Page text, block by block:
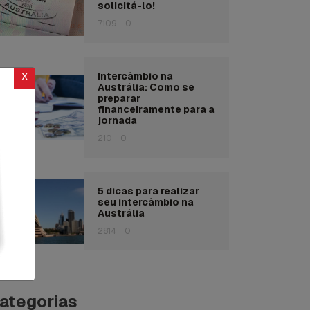
solicitá-lo!
7109 0
Intercâmbio na
Austrália: Como se
preparar
financeiramente para a
jornada
210 0
5 dicas para realizar
seu intercâmbio na
Austrália
2814 0
x